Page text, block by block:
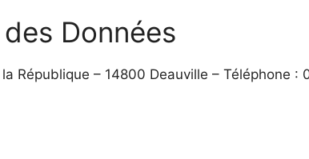
Données
République – 14800 Deauville – Téléphone :